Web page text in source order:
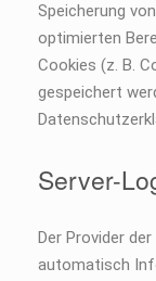
Speicherung
optimierten
Cookies (z. B.
gespeichert
Server-
Der Provider
automatisch